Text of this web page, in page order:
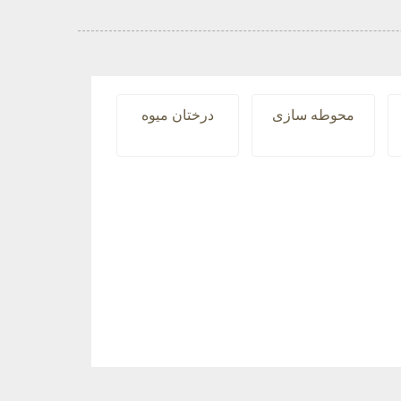
محوطه سازی درختان میوه